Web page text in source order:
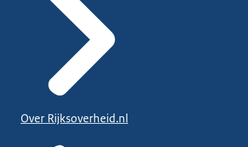
Over Rijksoverheid.nl